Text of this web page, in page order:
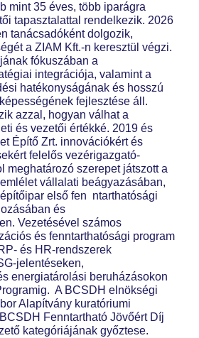
mint 35 éves, több iparágra
tapasztalattal rendelkezik. 2026
tanácsadóként dolgozik,
a ZIAM Kft.-n keresztül végzi.
fókuszában a
integrációja, valamint a
hatékonyságának és hosszú
fejlesztése áll.
azzal, hogyan válhat a
és vezetői értékké. 2019 és
Építő Zrt. innovációkért és
felelős vezérigazgató-
meghatározó szerepet játszott a
vállalati beágyazásában,
első fen ntarthatósági
és
Vezetésével számos
és fenntarthatósági program
és HR-rendszerek
jelentéseken,
energiatárolási beruházásokon
A BCSDH elnökségi
Alapítvány kuratóriumi
Fenntartható Jövőért Díj
kategóriájának győztese.